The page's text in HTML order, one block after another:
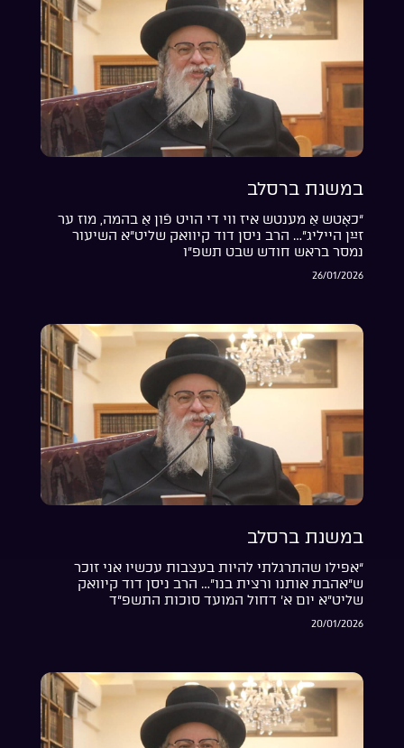
במשנת ברסלב
“כאָטש אַ מענטש איז ווי די הויט פֿון אַ בהמה, מוז ער
זײַן הייליג”… הרב ניסן דוד קיוואק שליט”א השיעור
נמסר בראש חודש שבט תשפ”ו
26/01/2026
במשנת ברסלב
“אפילו שהתרגלתי להיות בעצבות עכשיו אני זוכר
ש”אהבת אותנו ורצית בנו”… הרב ניסן דוד קיוואק
שליט”א יום א’ דחול המועד סוכות התשפ”ד
20/01/2026